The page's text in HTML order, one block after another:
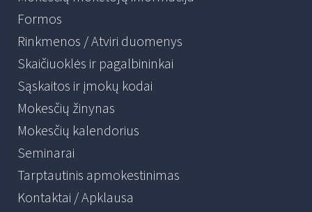
Formos
Rinkmenos / Atviri duomenys
Skaičiuoklės ir pagalbininkai
Sąskaitos ir įmokų kodai
Mokesčių žinynas
Mokesčių kalendorius
Seminarai
Tarptautinis apmokestinimas
Kontaktai / Apklausa